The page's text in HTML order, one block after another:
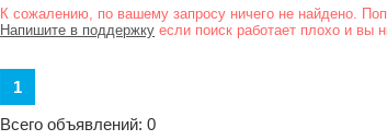
К сожалению, по вашему запросу ничего не найдено.
Напишите в поддержку если поиск работает плохо и вы
1
Всего объявлений: 0